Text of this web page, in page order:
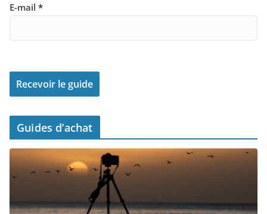
E-mail *
Guides d’achat